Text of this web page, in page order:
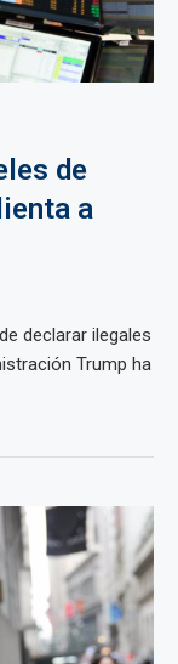
de
a
declarar ilegales
Trump ha